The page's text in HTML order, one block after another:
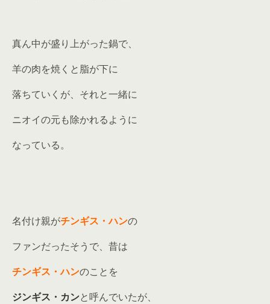
真ん中が盛り上がった鍋で、
羊の肉を焼くと脂が下に
落ちていくが、それと一緒に
ニオイの元も除かれるように
なっている。
名付け親がチンギス・ハンの
ファンだったそうで、昔は
チンギス・ハンのことを
ジンギス・カンと呼んでいたが、